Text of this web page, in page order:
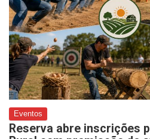
Eventos
Reserva abre inscrições